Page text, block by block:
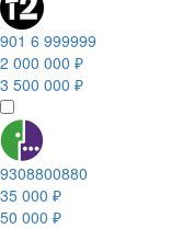
901 6 999999
2 000 000 ₽
3 500 000 ₽
9308800880
35 000 ₽
50 000 ₽